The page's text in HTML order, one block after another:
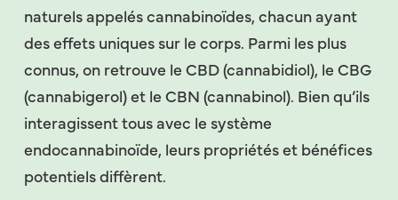
naturels appelés cannabinoïdes, chacun ayant
des effets uniques sur le corps. Parmi les plus
connus, on retrouve le CBD (cannabidiol), le CBG
(cannabigerol) et le CBN (cannabinol). Bien qu’ils
interagissent tous avec le système
endocannabinoïde, leurs propriétés et bénéfices
potentiels diffèrent.